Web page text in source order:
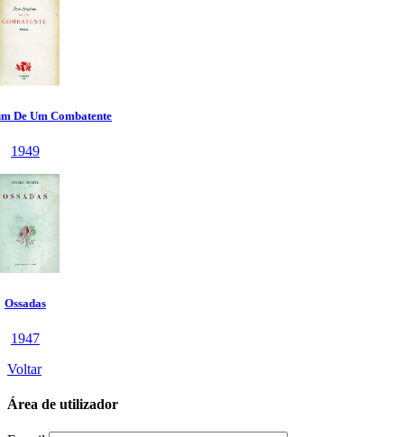
Voltar
Área de utilizador